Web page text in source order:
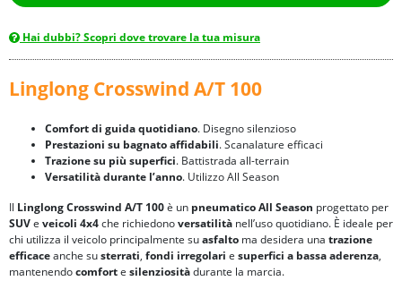
Hai dubbi? Scopri dove trovare la tua misura
Linglong Crosswind A/T 100
Comfort di guida quotidiano. Disegno silenzioso
Prestazioni su bagnato affidabili. Scanalature efficaci
Trazione su più superfici. Battistrada all-terrain
Versatilità durante l’anno. Utilizzo All Season
Il Linglong Crosswind A/T 100è un pneumatico All Season progettato per
SUVe veicoli 4x4che richiedonoversatilità nell’uso quotidiano. È ideale per
chi utilizza il veicolo principalmente suasfalto ma desidera una trazione
efficaceanche susterrati, fondi irregolari e superfici a bassa aderenza,
mantenendocomforte silenziositàdurante la marcia.